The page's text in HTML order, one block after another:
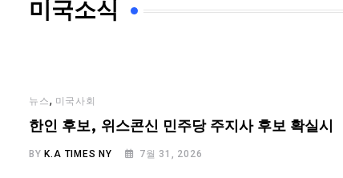
미국소식
뉴스, 미국사회
한인 후보, 위스콘신 민주당 주지사 후보 확실시
BYK.A TIMES NY 7월 31, 2026